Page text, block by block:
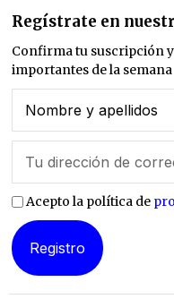
Regístrate en
Confirma tu suscripción
importantes de la semana
Acepto la política de